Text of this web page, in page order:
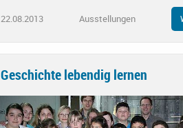
22.08.2013 Ausstellungen
Geschichte lebendig lernen